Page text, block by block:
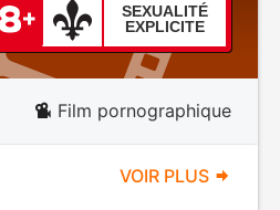
SEXUALITÉ
EXPLICITE
Film pornographique
VOIR PLUS